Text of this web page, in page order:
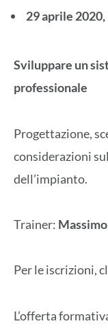
29 aprile
Sviluppare un
professionale
Progettazione,
considerazioni
dell’impianto.
Trainer:
Per le iscrizioni,
L’offerta